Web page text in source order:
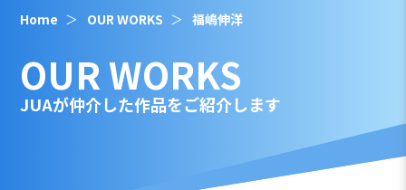
Home OUR WORKS 福嶋伸洋
OUR WORKS
JUAが仲介した作品をご紹介します